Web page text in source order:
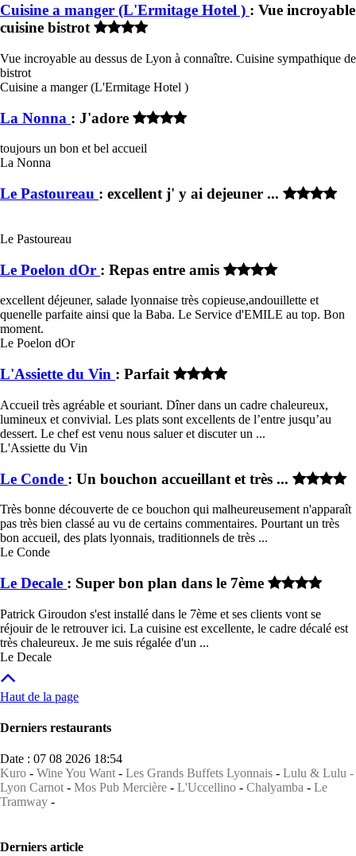
Cuisine a manger (L'Ermitage Hotel ) : Vue incroyable
cuisine bistrot
Vue incroyable au dessus de Lyon à connaître. Cuisine sympathique de
bistrot
Cuisine a manger (L'Ermitage Hotel )
La Nonna : J'adore
toujours un bon et bel accueil
La Nonna
Le Pastoureau : excellent j' y ai dejeuner ...
Le Pastoureau
Le Poelon dOr : Repas entre amis
excellent déjeuner, salade lyonnaise très copieuse,andouillette et
quenelle parfaite ainsi que la Baba. Le Service d'EMILE au top. Bon
moment.
Le Poelon dOr
L'Assiette du Vin : Parfait
Accueil très agréable et souriant. Dîner dans un cadre chaleureux,
lumineux et convivial. Les plats sont excellents de l’entre jusqu’au
dessert. Le chef est venu nous saluer et discuter un ...
L'Assiette du Vin
Le Conde : Un bouchon accueillant et très ...
Très bonne découverte de ce bouchon qui malheureusement n'apparaît
pas très bien classé au vu de certains commentaires. Pourtant un très
bon accueil, des plats lyonnais, traditionnels de très ...
Le Conde
Le Decale : Super bon plan dans le 7ème
Patrick Giroudon s'est installé dans le 7ème et ses clients vont se
réjouir de le retrouver ici. La cuisine est excellente, le cadre décalé est
très chaleureux. Je me suis régalée d'un ...
Le Decale
Haut de la page
Derniers restaurants
Date : 07 08 2026 18:54
Kuro - Wine You Want - Les Grands Buffets Lyonnais - Lulu & Lulu -
Lyon Carnot - Mos Pub Mercière - L'Uccellino - Chalyamba - Le
Tramway -
Derniers article